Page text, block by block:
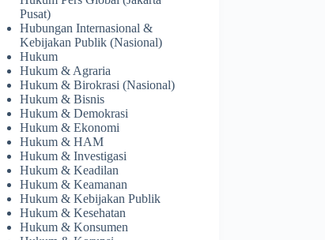
Pusat)
Hubungan Internasional &
Kebijakan Publik (Nasional)
Hukum
Hukum & Agraria
Hukum & Birokrasi (Nasional)
Hukum & Bisnis
Hukum & Demokrasi
Hukum & Ekonomi
Hukum & HAM
Hukum & Investigasi
Hukum & Keadilan
Hukum & Keamanan
Hukum & Kebijakan Publik
Hukum & Kesehatan
Hukum & Konsumen